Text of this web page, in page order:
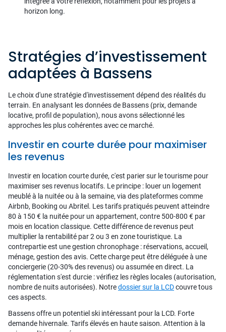
horizon long.
Stratégies d’investissement
adaptées à Bassens
Le choix d'une stratégie d'investissement dépend des réalités du
terrain. En analysant les données de Bassens (prix, demande
locative, profil de population), nous avons sélectionné les
approches les plus cohérentes avec ce marché.
Investir en courte durée pour maximiser
les revenus
Investir en location courte durée, c'est parier sur le tourisme pour
maximiser ses revenus locatifs. Le principe : louer un logement
meublé à la nuitée ou à la semaine, via des plateformes comme
Airbnb, Booking ou Abritel. Les tarifs pratiqués peuvent atteindre
80 à 150 € la nuitée pour un appartement, contre 500-800 € par
mois en location classique. Cette différence de revenus peut
multiplier la rentabilité par 2 ou 3 en zone touristique. La
contrepartie est une gestion chronophage : réservations, accueil,
ménage, gestion des avis. Cette charge peut être déléguée à une
conciergerie (20-30% des revenus) ou assumée en direct. La
réglementation s'est durcie : vérifiez les règles locales (autorisation,
nombre de nuits autorisées). Notredossier sur la LCDcouvre tous
ces aspects.
Bassens offre un potentiel ski intéressant pour la LCD. Forte
demande hivernale. Tarifs élevés en haute saison. Attention à la